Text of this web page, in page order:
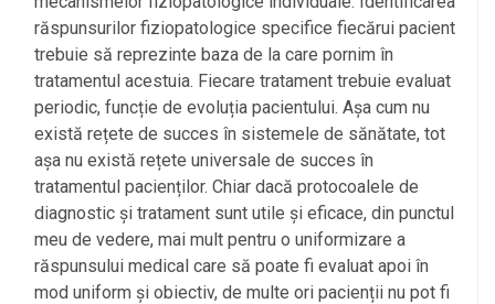
răspunsurilor fiziopatologice specifice fiecărui pacient
trebuie să reprezinte baza de la care pornim în
tratamentul acestuia. Fiecare tratament trebuie evaluat
periodic, funcție de evoluția pacientului. Așa cum nu
există rețete de succes în sistemele de sănătate, tot
așa nu există rețete universale de succes în
tratamentul pacienților. Chiar dacă protocoalele de
diagnostic și tratament sunt utile și eficace, din punctul
meu de vedere, mai mult pentru o uniformizare a
răspunsului medical care să poate fi evaluat apoi în
mod uniform și obiectiv, de multe ori pacienții nu pot fi